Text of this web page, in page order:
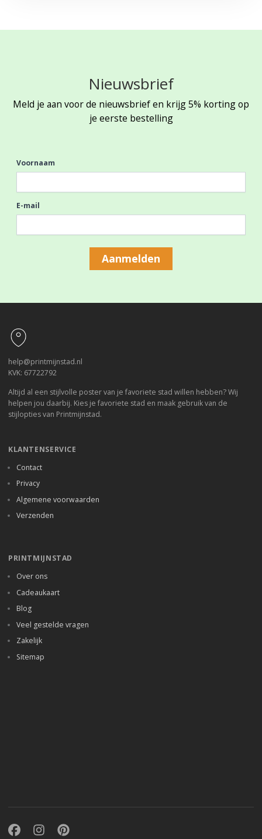
Nieuwsbrief
Meld je aan voor de nieuwsbrief en krijg 5% korting op
je eerste bestelling
Voornaam
E-mail
Aanmelden
help@printmijnstad.nl
KVK: 67722792
Altijd al een stijlvolle poster van je favoriete stad willen hebben? Wij
helpen jou daarbij. Kies je favoriete stad en maak gebruik van de
stijlopties van Printmijnstad.
KLANTENSERVICE
Contact
Privacy
Algemene voorwaarden
Verzenden
PRINTMIJNSTAD
Over ons
Cadeaukaart
Blog
Veel gestelde vragen
Zakelijk
Sitemap
FacebookInstagramPinterest